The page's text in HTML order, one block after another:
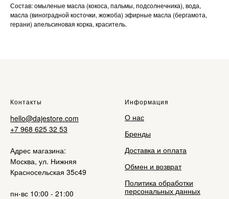
Состав: омыленые масла (кокоса, пальмы, подсолнечника), вода,
масла (виноградной косточки, жожоба) эфирные масла (бергамота,
герани) апельсиновая корка, краситель.
Контакты
hello@dajestore.com
+7 968 625 32 53
Адрес магазина:
Москва, ул. Нижняя
Красносельская 35с49
пн-вс 10:00 - 21:00
Информация
О нас
Бренды
Доставка и оплата
Обмен и возврат
Политика обработки
персональных данных